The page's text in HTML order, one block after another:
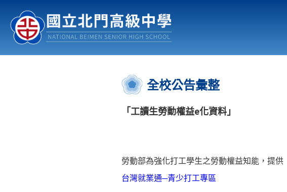
認識北中 行事曆
:::
全校公告彙整
「工讀生勞動權益e化資料」
勞動部為強化打工學生之勞動權益知能，提
台灣就業通─青少打工專區